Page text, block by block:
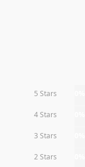
5 Stars
4 Stars
3 Stars
2 Stars